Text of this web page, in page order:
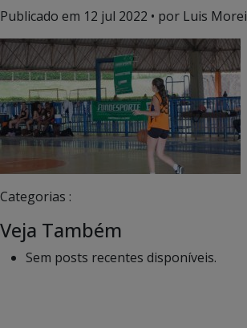
Publicado em 12 jul 2022 • por Luis
Categorias :
Veja Também
Sem posts recentes disponíveis.